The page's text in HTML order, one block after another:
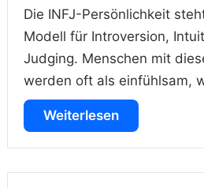
Die INFJ-Persönlichkeit
Modell für Introversion,
Judging. Menschen mit
werden oft als einfühlsam,
Weiterlesen